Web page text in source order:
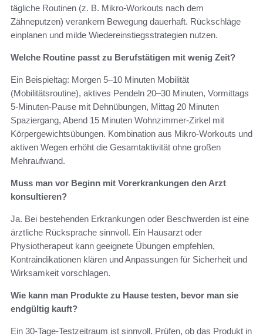
tägliche Routinen (z. B. Mikro‑Workouts nach dem
Zähneputzen) verankern Bewegung dauerhaft. Rückschläge
einplanen und milde Wiedereinstiegsstrategien nutzen.
Welche Routine passt zu Berufstätigen mit wenig Zeit?
Ein Beispieltag: Morgen 5–10 Minuten Mobilität
(Mobilitätsroutine), aktives Pendeln 20–30 Minuten, Vormittags
5‑Minuten‑Pause mit Dehnübungen, Mittag 20 Minuten
Spaziergang, Abend 15 Minuten Wohnzimmer‑Zirkel mit
Körpergewichtsübungen. Kombination aus Mikro‑Workouts und
aktiven Wegen erhöht die Gesamtaktivität ohne großen
Mehraufwand.
Muss man vor Beginn mit Vorerkrankungen den Arzt
konsultieren?
Ja. Bei bestehenden Erkrankungen oder Beschwerden ist eine
ärztliche Rücksprache sinnvoll. Ein Hausarzt oder
Physiotherapeut kann geeignete Übungen empfehlen,
Kontraindikationen klären und Anpassungen für Sicherheit und
Wirksamkeit vorschlagen.
Wie kann man Produkte zu Hause testen, bevor man sie
endgültig kauft?
Ein 30‑Tage‑Testzeitraum ist sinnvoll. Prüfen, ob das Produkt in